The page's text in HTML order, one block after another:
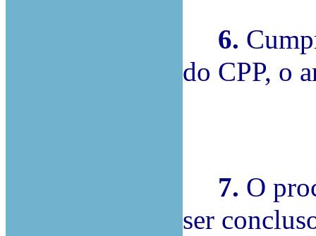
6.
do CPP, o
7. O
ser